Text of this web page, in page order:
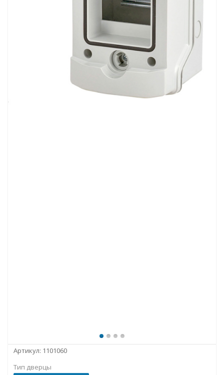
Артикул: 1101060
Тип дверцы